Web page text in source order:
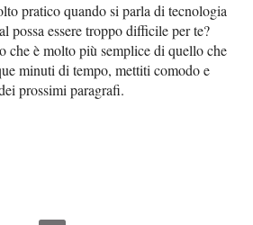
pratico quando si parla di tecnologia
possa essere troppo difficile per te?
che è molto più semplice di quello che
minuti di tempo, mettiti comodo e
prossimi paragrafi.